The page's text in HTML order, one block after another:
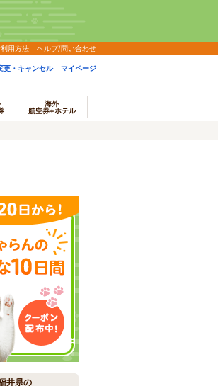
用方法 ヘルプ/問い合わせ
更・キャンセル マイページ
海外
航空券+ホテル
井県の